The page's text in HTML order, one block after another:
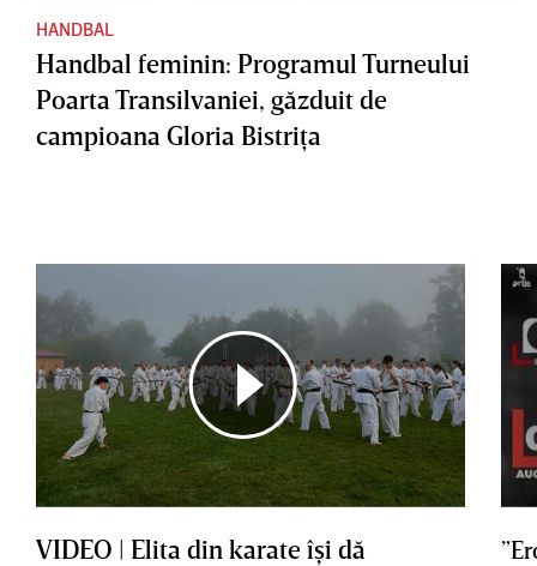
HANDBAL
Handbal feminin: Programul Turneului
Poarta Transilvaniei, găzduit de
campioana Gloria Bistriţa
VIDEO | Elita din karate îşi dă